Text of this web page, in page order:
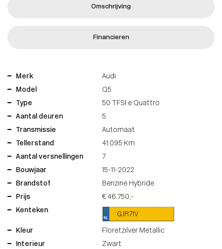
Omschrijving
Financieren
Merk
Audi
Model
Q5
Type
50 TFSI e Quattro
Aantal deuren
5
Transmissie
Automaat
Tellerstand
41.095 Km
Aantal versnellingen
7
Bouwjaar
15-11-2022
Brandstof
Benzine Hybride
Prijs
€ 46.750,-
Kenteken
GJR71V
Kleur
Floretzilver Metallic
Interieur
Zwart